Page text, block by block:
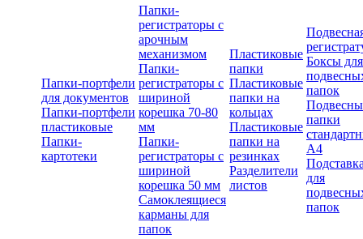
Папки-портфели
для документов
Папки-портфели
пластиковые
Папки-
картотеки
Папки-
регистраторы с
арочным
механизмом
Папки-
регистраторы с
шириной
корешка 70-80
мм
Папки-
регистраторы с
шириной
корешка 50 мм
Самоклеящиеся
карманы для
папок
Пластиковые
папки
Пластиковые
папки на
кольцах
Пластиковые
папки на
резинках
Разделители
листов
Боксы для
папок
папки
А4
для
папок